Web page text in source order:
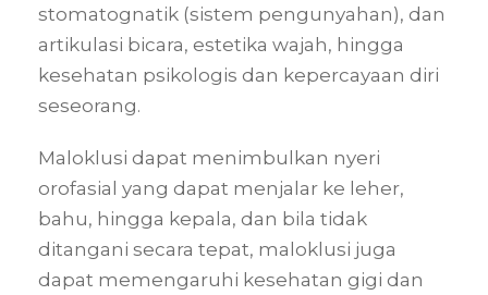
stomatognatik (sistem pengunyahan), dan
artikulasi bicara, estetika wajah, hingga
kesehatan psikologis dan kepercayaan diri
seseorang.
Maloklusi dapat menimbulkan nyeri
orofasial yang dapat menjalar ke leher,
bahu, hingga kepala, dan bila tidak
ditangani secara tepat, maloklusi juga
dapat memengaruhi kesehatan gigi dan